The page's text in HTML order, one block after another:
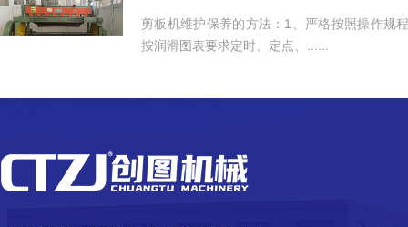
剪板机维护保养的方法：1、严格按照操作规
按润滑图表要求定时、定点、......